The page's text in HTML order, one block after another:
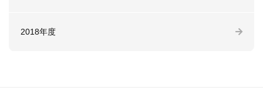
2018年度